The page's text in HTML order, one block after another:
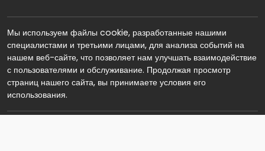
Мы используем файлы cookie, разработанные нашими
специалистами и третьими лицами, для анализа событий на
нашем веб-сайте, что позволяет нам улучшать взаимодействие
с пользователями и обслуживание. Продолжая просмотр
страниц нашего сайта, вы принимаете условия его
использования.